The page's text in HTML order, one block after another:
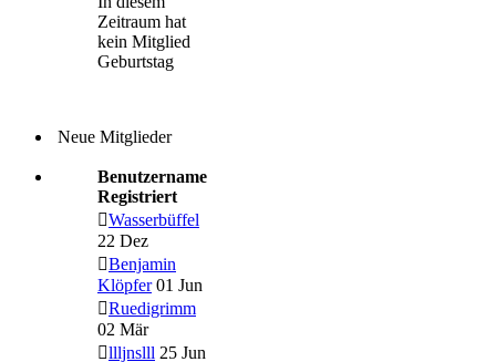
Zeitraum hat
kein Mitglied
Geburtstag
Neue Mitglieder
Benutzername
Registriert
Wasserbüffel
22 Dez
Benjamin
Klöpfer 01 Jun
Ruedigrimm
02 Mär
llljnslll 25 Jun